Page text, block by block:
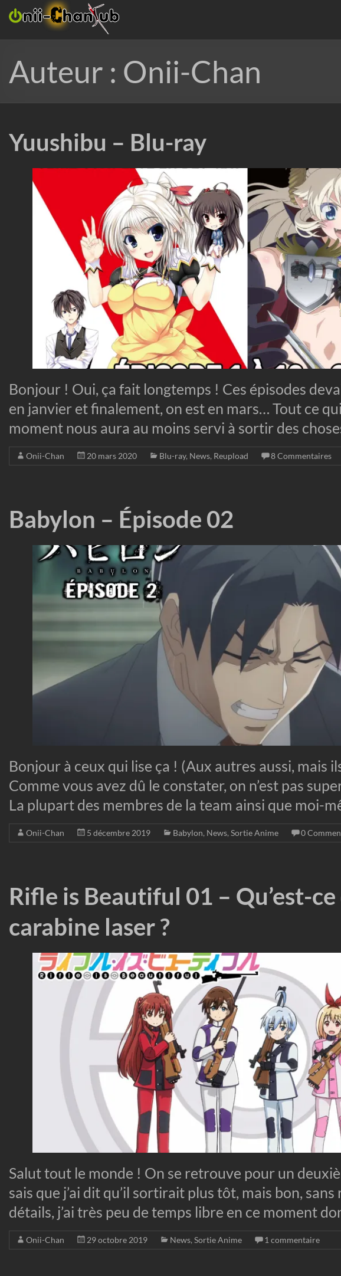
auOnii-
ChanSub
Fansub
Auteur : Onii-Chan
Yuushibu – Blu-ray
Bonjour ! Oui, ça fait longtemps ! Ces épisodes
en janvier et finalement, on est en mars… Tout ce
moment nous aura au moins servi à sortir des
Onii-Chan 20 mars 2020 Blu-ray, News, Reupload 8 Commentaires
Babylon – Épisode 02
Bonjour à ceux qui lise ça ! (Aux autres aussi, mais
Comme vous avez dû le constater, on n’est pas
La plupart des membres de la team ainsi que moi-
Onii-Chan 5 décembre 2019 Babylon, News, Sortie Anime 0
Rifle is Beautiful 01 – Qu’est-ce
carabine laser ?
Salut tout le monde ! On se retrouve pour un
sais que j’ai dit qu’il sortirait plus tôt, mais bon,
détails, j’ai très peu de temps libre en ce moment
Onii-Chan 29 octobre 2019 News,Sortie Anime 1 commentaire